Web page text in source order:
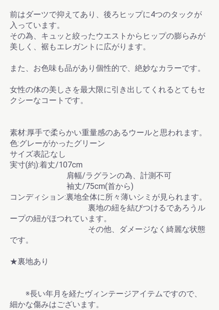
お買い物を続ける カートへ進む
前はダーツで抑えてあり、後ろヒップに4つのタックが
入っています。
その為、キュッと絞ったウエストからヒップの膨らみが
美しく、裾もエレガントに広がります。
また、お色味も品があり個性的で、絶妙なカラーです。
女性の体の美しさを最大限に引き出してくれるとてもセ
クシーなコートです。
素材:厚手で柔らかい重量感のあるウールと思われます。
色:グレーがかったグリーン
サイズ表記:なし
実寸(約):着丈/107cm
肩幅/ラグランの為、計測不可
袖丈/75cm(首から)
コンディション:裏地全体に所々薄いシミが見られます。
裏地の紐を結びつけるであろうル
ープの紐がほつれています。
その他、ダメージなく綺麗な状態
です。
★裏地あり
※長い年月を経たヴィンテージアイテムですので、
細かな傷みはございます。